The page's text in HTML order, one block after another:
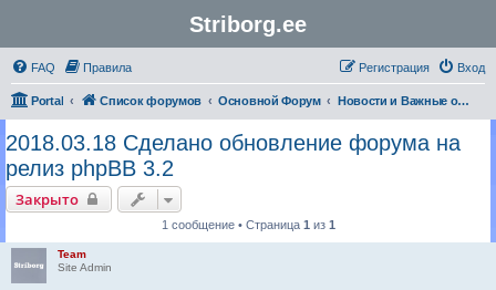
Striborg.ee
FAQ Правила Вход
Регистрация
Portal Список форумов Основной Форум Новости и Важные обьявления
2018.03.18 Сделано обновление форума на
релиз phpBB 3.2
Закрыто
1 сообщение • Страница 1 из 1
Team
Site Admin